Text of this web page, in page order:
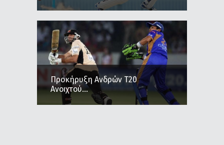
Προκήρυξη Ανδρών Τ20
Ανοιχτού...